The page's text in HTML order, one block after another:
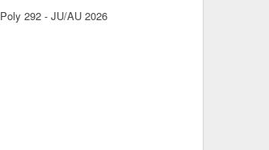
Poly 292 - JU/AU 2026